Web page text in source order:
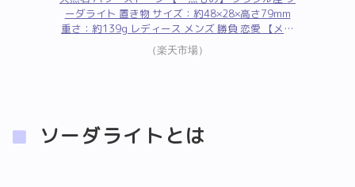
ーダライト 置き物 サイズ：約48×28×高さ79mm
重さ：約139g レディース メンズ 勝負 恋愛 【メー
ル便不可】
（楽天市場）
ソーダライトとは